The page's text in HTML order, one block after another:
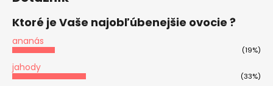
Ktoré je Vaše najobľúbenejšie ovocie ?
ananás
(19%)
jahody
(33%)